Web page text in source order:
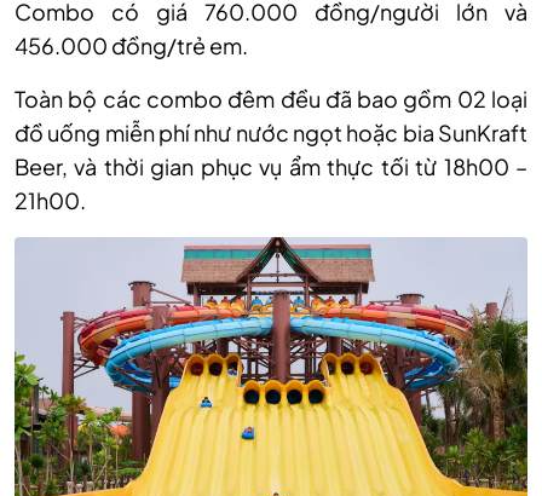
Combo có giá 760.000 đồng/người lớn và
456.000 đồng/trẻ em.
Toàn bộ các combo đêm đều đã bao gồm 02 loại
đồ uống miễn phí như nước ngọt hoặc bia SunKraft
Beer, và thời gian phục vụ ẩm thực tối từ 18h00 –
21h00.